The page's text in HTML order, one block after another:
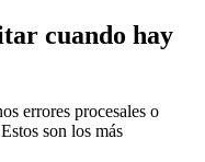
cuando hay
errores procesales o
son los más